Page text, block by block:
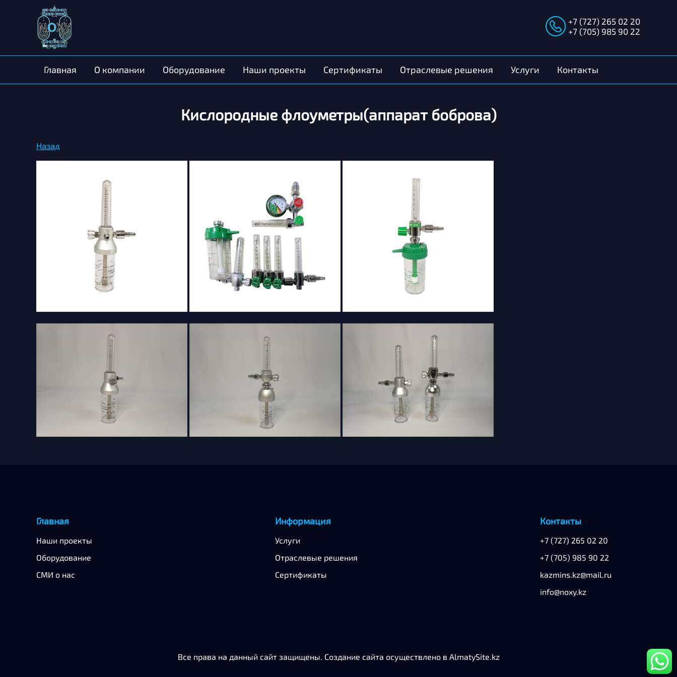
+7 (727) 265 02 20
+7 (705) 985 90 22
Главная О компании Оборудование Наши проекты Сертификаты Отраслевые решения Услуги Контакты
Кислородные флоуметры(аппарат боброва)
Назад
Главная
Наши проекты
Оборудование
СМИ о нас
Информация
Услуги
Отраслевые решения
Сертификаты
Контакты
+7 (727) 265 02 20
+7 (705) 985 90 22
kazmins.kz@mail.ru
info@noxy.kz
Все права на данный сайт защищены. Создание сайта осуществлено в AlmatySite.kz